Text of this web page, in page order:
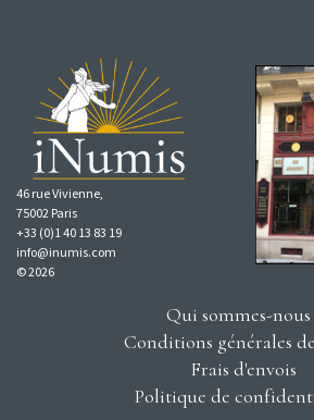
46 rue Vivienne,
75002 Paris
+33 (0)1 40 13 83 19
info@inumis.com
© 2026
Qui sommes-nous
Conditions générales
Frais d'envois
Politique de